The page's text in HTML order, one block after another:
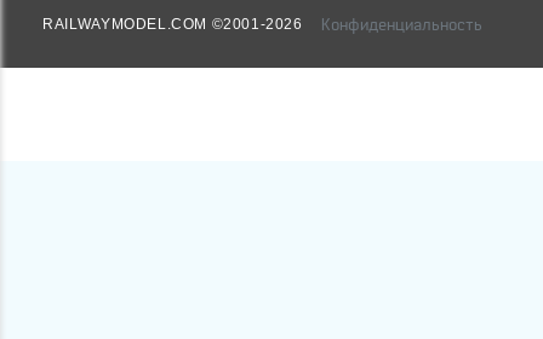
RAILWAYMODEL.COM ©2001-2026 Конфиденциальность